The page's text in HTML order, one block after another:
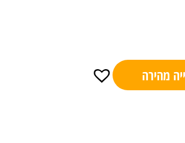
מהירה